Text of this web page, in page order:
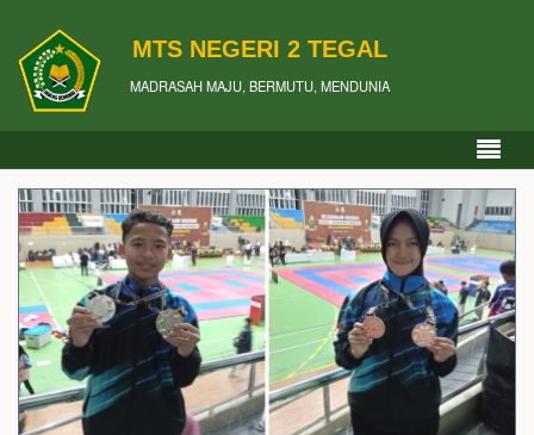
MTS NEGERI 2 TEGAL
MADRASAH MAJU, BERMUTU, MENDUNIA